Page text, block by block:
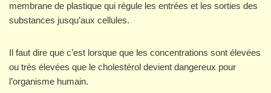
membrane de plastique qui régule les entrées et les sorties des
substances jusqu’aux cellules.
Il faut dire que c’est lorsque que les concentrations sont élevées
ou très élevées que le cholestérol devient dangereux pour
l’organisme humain.